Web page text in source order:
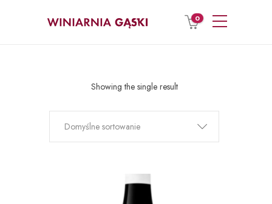
0
Showing the single result
Domyślne sortowanie